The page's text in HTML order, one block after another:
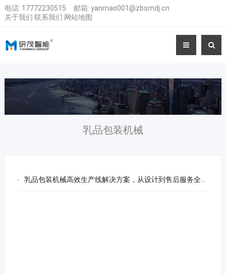
电话: 17772230515 邮箱: yanmao001@zbsmdj.cn
关于我们 联系我们 网站地图
乳品包装机械
乳品包装机械高效生产线解决方案，从设计到售后服务全方位覆盖